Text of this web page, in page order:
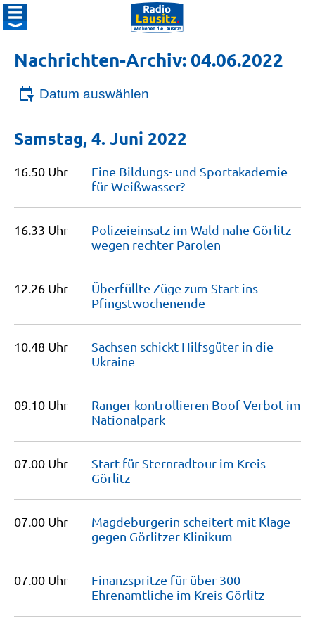
Nachrichten-Archiv: 04.06.2022
Datum auswählen
Samstag, 4. Juni 2022
16.50 Uhr
Eine Bildungs- und Sportakademie
fürWeißwasser?
16.33 Uhr
Polizeieinsatz im Wald nahe Görlitz
wegen rechter Parolen
12.26 Uhr
Überfüllte Züge zum Start ins
Pfingstwochenende
10.48 Uhr
Sachsen schickt Hilfsgüter in die
Ukraine
09.10 Uhr
Ranger kontrollieren Boof-Verbot im
Nationalpark
07.00 Uhr
Start für Sternradtour im Kreis
Görlitz
07.00 Uhr
Magdeburgerin scheitert mit Klage
gegen Görlitzer Klinikum
07.00 Uhr
Finanzspritze für über 300
Ehrenamtliche im Kreis Görlitz